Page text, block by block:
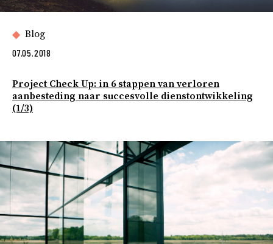
Blog
07.05.2018
Project Check Up: in 6 stappen van verloren
aanbesteding naar succesvolle dienstontwikkeling
(1/3)